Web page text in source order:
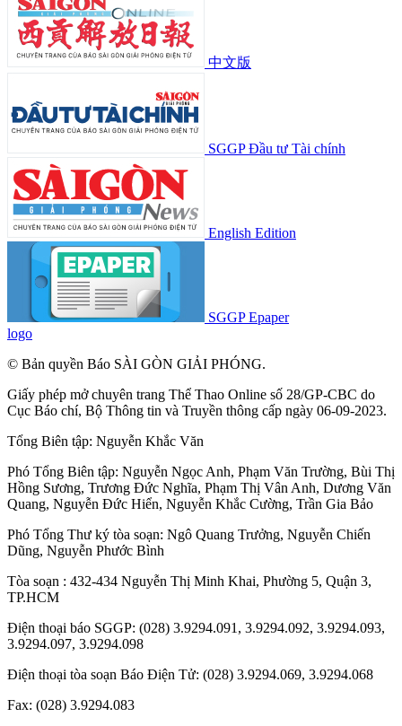
中文版
SGGP Đầu tư Tài chính
English Edition
SGGP Epaper
logo
© Bản quyền Báo SÀI GÒN GIẢI PHÓNG.
Giấy phép mở chuyên trang Thể Thao Online số 28/GP-CBC do
Cục Báo chí, Bộ Thông tin và Truyền thông cấp ngày 06-09-2023.
Tổng Biên tập: Nguyễn Khắc Văn
Phó Tổng Biên tập: Nguyễn Ngọc Anh, Phạm Văn Trường, Bùi Thị
Hồng Sương, Trương Đức Nghĩa, Phạm Thị Vân Anh, Dương Văn
Quang, Nguyễn Đức Hiển, Nguyễn Khắc Cường, Trần Gia Bảo
Phó Tổng Thư ký tòa soạn: Ngô Quang Trưởng, Nguyễn Chiến
Dũng, Nguyễn Phước Bình
Tòa soạn : 432-434 Nguyễn Thị Minh Khai, Phường 5, Quận 3,
TP.HCM
Điện thoại báo SGGP: (028) 3.9294.091, 3.9294.092, 3.9294.093,
3.9294.097, 3.9294.098
Điện thoại tòa soạn Báo Điện Tử: (028) 3.9294.069, 3.9294.068
Fax: (028) 3.9294.083